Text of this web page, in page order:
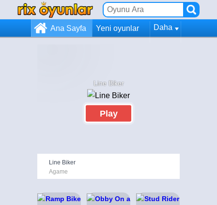
Ana Sayfa Yeni oyunlar Daha
Line Biker
Play
Line Biker
Agame